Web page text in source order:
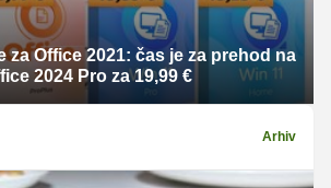
za Office 2021: čas je za prehod na
2024 Pro za 19,99 €
Arhiv